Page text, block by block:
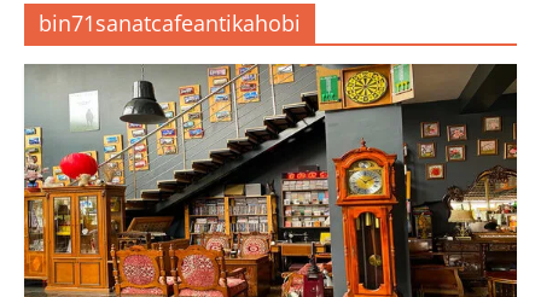
bin71sanatcafeantikahobi